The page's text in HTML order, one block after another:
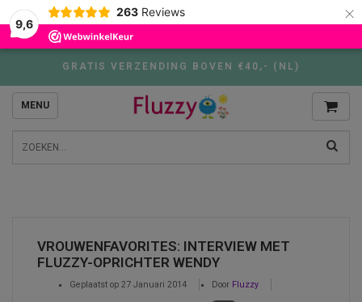
9,6
263 Reviews ×
GRATIS VERZENDING BOVEN €40,- (NL)
MENU
VROUWENFAVORITES: INTERVIEW MET
FLUZZY-OPRICHTER WENDY
Geplaatst op 27 Januari 2014 Door Fluzzy